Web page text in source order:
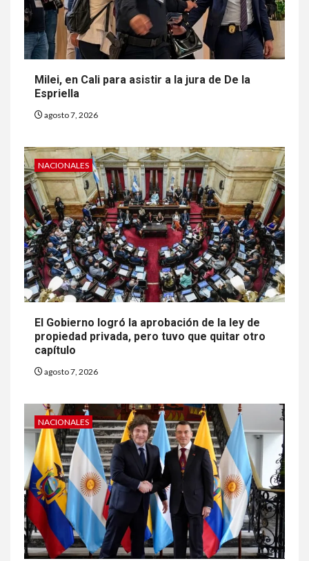
Milei, en Cali para asistir a la jura de De la
Espriella
agosto 7, 2026
NACIONALES
El Gobierno logró la aprobación de la ley de
propiedad privada, pero tuvo que quitar otro
capítulo
agosto 7, 2026
NACIONALES